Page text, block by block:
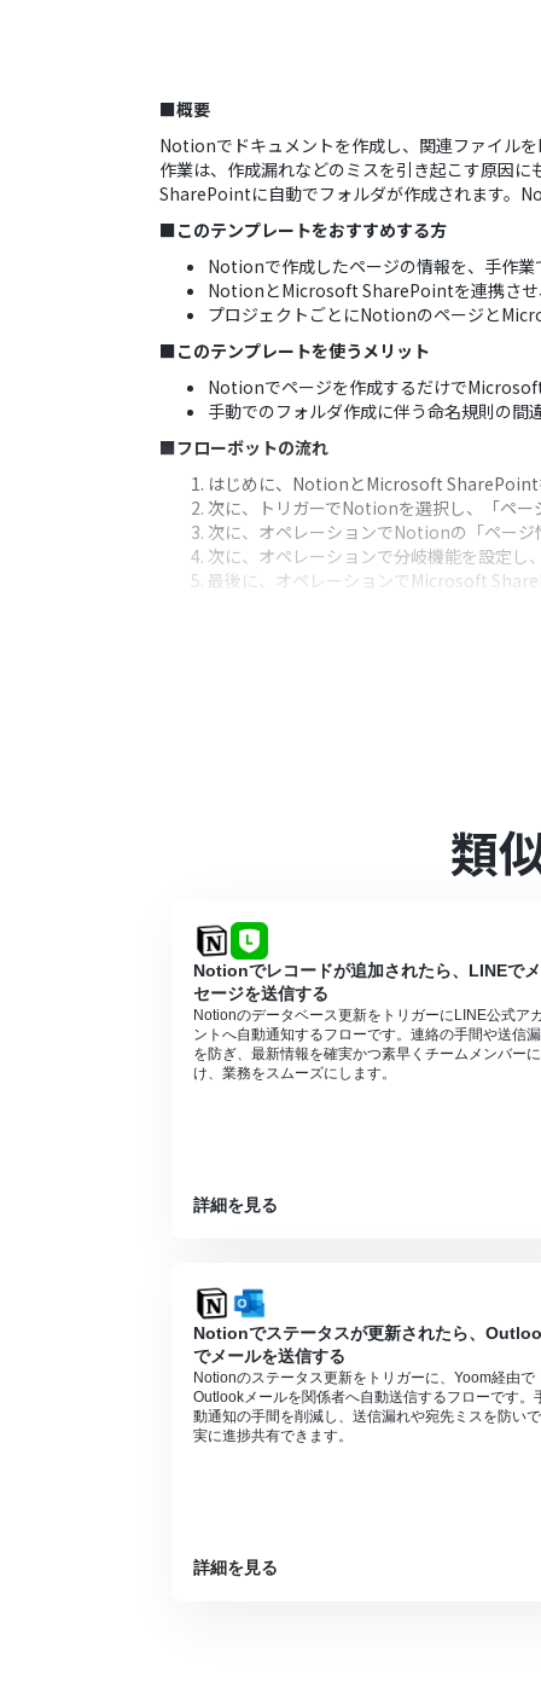
■概要
Notionでドキュメントを作成し、関連ファイル
作業は、作成漏れなどのミスを引き起こす原因
SharePointに自動でフォルダが作成されます。
■このテンプレートをおすすめする方
Notionで作成したページの情報を、手作
NotionとMicrosoft SharePointを連携させ
プロジェクトごとにNotionのページと
■このテンプレートを使うメリット
Notionでページを作成するだけで
手動でのフォルダ作成に伴う命名規則の間
■フローボットの流れ
はじめに、NotionとMicrosoft SharePoint
次に、トリガーでNotionを選択し、「ペ
次に、オペレーションでNotionの「ページ
次に、オペレーションで分岐機能を設定
最後に、オペレーションでMicrosoft
Notion、Microsoft SharePointのそれぞ
エラーとなりますので、ご注意ください。
ミニプランなどの有料プランは、2週間の
ができます。
Microsoft365（旧Office365）には、家庭
に失敗する可能性があります。
類
Notionでレコードが追加されたら、LINEで
セージを送信する
Notionのデータベース更新をトリガーにLINE公式ア
ントへ自動通知するフローです。連絡の手間や送信
を防ぎ、最新情報を確実かつ素早くチームメンバー
け、業務をスムーズにします。
詳細を見る
Notionでステータスが更新されたら、
でメールを送信する
Notionのステータス更新をトリガーに、Yoom経由で
Outlookメールを関係者へ自動送信するフローです。
動通知の手間を削減し、送信漏れや宛先ミスを防い
実に進捗共有できます。
詳細を見る